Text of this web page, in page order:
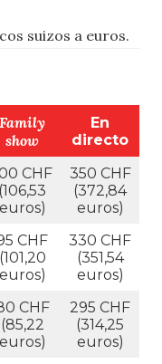
suizos a euros.
Family
show
En
directo
CHF
(106,53
euros)
350 CHF
(372,84
euros)
CHF
(101,20
euros)
330 CHF
(351,54
euros)
CHF
(85,22
euros)
295 CHF
(314,25
euros)